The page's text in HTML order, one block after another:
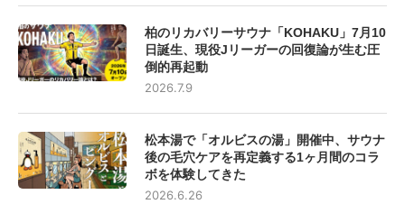
柏のリカバリーサウナ「KOHAKU」7月10
日誕生、現役Jリーガーの回復論が生む圧
倒的再起動
2026.7.9
松本湯で「オルビスの湯」開催中、サウナ
後の毛穴ケアを再定義する1ヶ月間のコラ
ボを体験してきた
2026.6.26